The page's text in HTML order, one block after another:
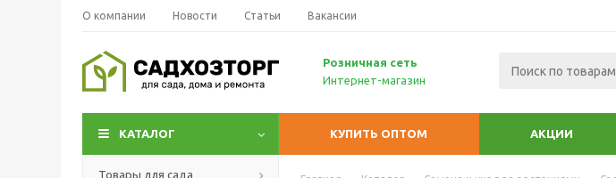
О компании Новости Статьи Вакансии
Розничная сеть
Интернет-магазин
КАТАЛОГ КУПИТЬ ОПТОМ АКЦИИ
Товары для сада